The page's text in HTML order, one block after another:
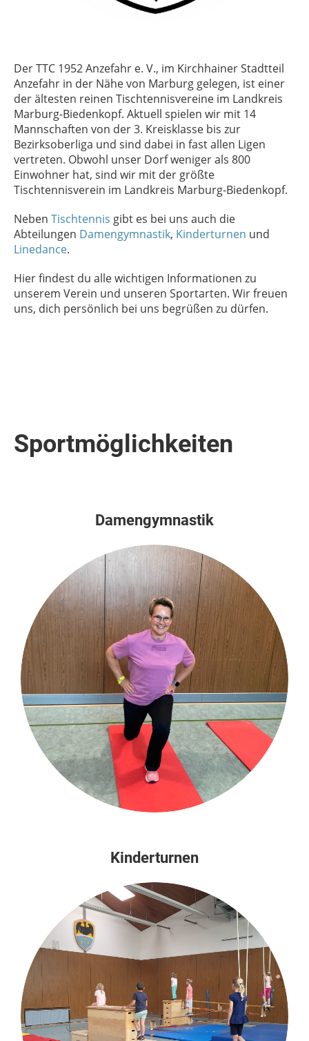
Der TTC 1952 Anzefahr e. V., im Kirchhainer Stadtteil
Anzefahr in der Nähe von Marburg gelegen, ist einer
der ältesten reinen Tischtennisvereine im Landkreis
Marburg-Biedenkopf. Aktuell spielen wir mit 14
Mannschaften von der 3. Kreisklasse bis zur
Bezirksoberliga und sind dabei in fast allen Ligen
vertreten. Obwohl unser Dorf weniger als 800
Einwohner hat, sind wir mit der größte
Tischtennisverein im Landkreis Marburg-Biedenkopf.
Neben Tischtennis gibt es bei uns auch die
Abteilungen Damengymnastik, Kinderturnen und
Linedance.
Hier findest du alle wichtigen Informationen zu
unserem Verein und unseren Sportarten. Wir freuen
uns, dich persönlich bei uns begrüßen zu dürfen.
Sportmöglichkeiten
Damengymnastik
Kinderturnen